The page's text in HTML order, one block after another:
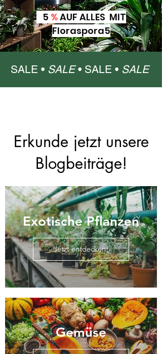
5 %AUF ALLES MIT
Floraspora5
SALE • SALE• SALE • SALE
Erkunde jetzt unsere
Blogbeiträge!
Exotische Pflanzen
Jetzt entdecken!
Gemüse